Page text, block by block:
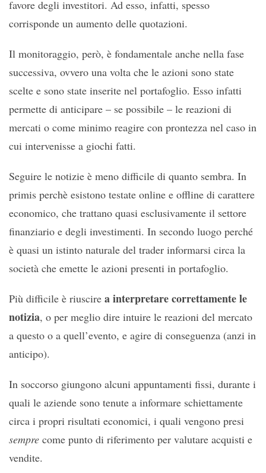
favore degli investitori. Ad esso, infatti, spesso
corrisponde un aumento delle quotazioni.
Il monitoraggio, però, è fondamentale anche nella fase
successiva, ovvero una volta che le azioni sono state
scelte e sono state inserite nel portafoglio. Esso infatti
permette di anticipare – se possibile – le reazioni di
mercati o come minimo reagire con prontezza nel caso in
cui intervenisse a giochi fatti.
Seguire le notizie è meno difficile di quanto sembra. In
primis perchè esistono testate online e offline di carattere
economico, che trattano quasi esclusivamente il settore
finanziario e degli investimenti. In secondo luogo perché
è quasi un istinto naturale del trader informarsi circa la
società che emette le azioni presenti in portafoglio.
Più difficile è riuscire a interpretare correttamente le
notizia, o per meglio dire intuire le reazioni del mercato
a questo o a quell’evento, e agire di conseguenza (anzi in
anticipo).
In soccorso giungono alcuni appuntamenti fissi, durante i
quali le aziende sono tenute a informare schiettamente
circa i propri risultati economici, i quali vengono presi
sempre come punto di riferimento per valutare acquisti e
vendite.